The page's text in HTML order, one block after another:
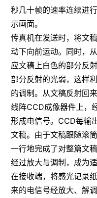
秒几十帧的速率连续进
示画面。
传真机在发送时，将文
动下向前运动。同时，
应文稿上白色的部分反
部分反射的光弱，这样
的调制。从文稿反射回
线阵CCD成像器件上，
形成电信号。CCD每输
文稿。由于文稿跟随滚
一行地完成了对整篇文
经过放大与调制，成为
在接收端，将感光记录
来的电信号经放大、解